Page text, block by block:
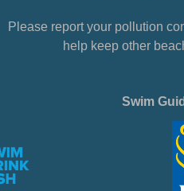
Please report your pollution
help keep other
Swim